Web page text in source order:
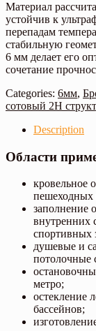
Материал
устойчив к
перепадам
стабильную
6 мм делает его
сочетание
Categories: 6мм,
сотовый 2Н
Description
Области
кровельное
пешеходных
заполнение
внутренних
спортивных
душевые и
потолочные
метро;
остекление
бассейнов;